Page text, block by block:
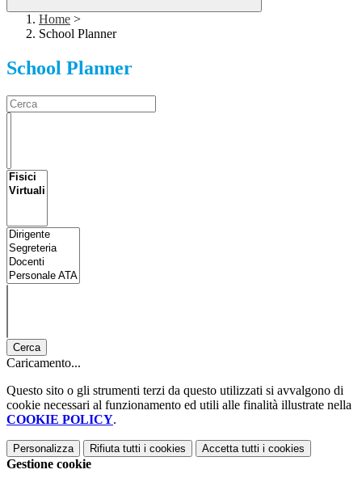
Home >
School Planner
School Planner
Cerca
Caricamento...
Questo sito o gli strumenti terzi da questo utilizzati si avvalgono di
cookie necessari al funzionamento ed utili alle finalità illustrate nella
COOKIE POLICY.
Personalizza Rifiuta tutti i cookies Accetta tutti i cookies
Gestione cookie